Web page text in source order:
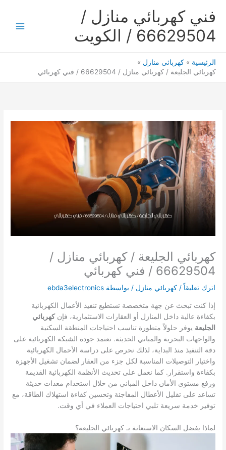
فني كهربائي منازل /
66629504 / الكويت
الرئيسية
كهربائي منازل
كهربائي الجليعة / كهربائي منازل / 66629504 / فني كهربائي
كهربائي الجليعة / كهربائي منازل /
66629504 / فني كهربائي
اترك تعليقاً /كهربائي منازل / بواسطة ebda3electronics
إذا كنت تبحث عن جهة متخصصة تستطيع تنفيذ الأعمال الكهربائية
بكفاءة عالية داخل المنازل أو العقارات الاستثمارية، فإنكهربائي
الجليعة يوفر حلولاً متطورة تناسب احتياجات المنطقة السكنية
والواجهات البحرية والمباني الحديثة. تعتمد جودة الشبكة الكهربائية على
دقة التنفيذ منذ البداية، لذلك نحرص على دراسة الأحمال الكهربائية
واختيار التوصيلات المناسبة لكل جزء من العقار لضمان تشغيل الأجهزة
بكفاءة واستقرار. كما نعمل على تحديث الأنظمة الكهربائية القديمة
ورفع مستوى الأمان داخل المباني من خلال استخدام معدات حديثة
تساعد على تقليل الأعطال المفاجئة وتحسين كفاءة استهلاك الطاقة، مع
توفير خدمة سريعة تلبي احتياجات العملاء في أي وقت.
لماذا يفضل السكان الاستعانة بـ كهربائي الجليعة؟